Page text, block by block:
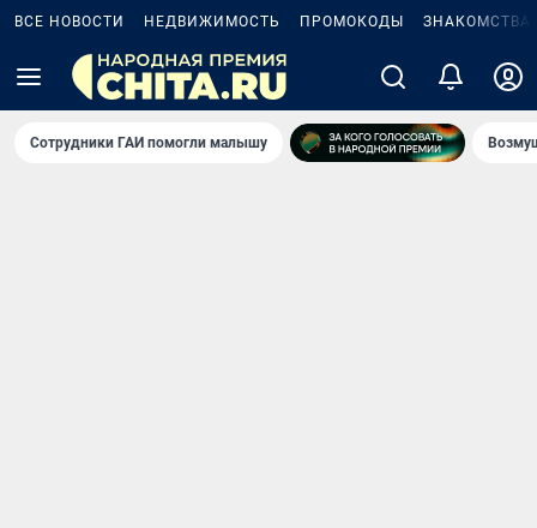
ВСЕ НОВОСТИ НЕДВИЖИМОСТЬ ПРОМОКОДЫ ЗНАКОМСТВА
Сотрудники ГАИ помогли малышу